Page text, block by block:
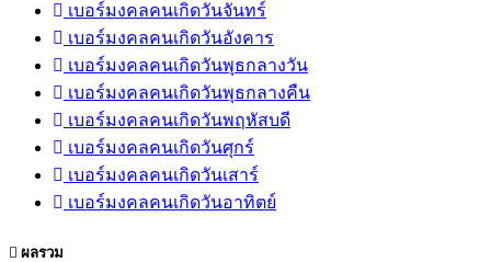
เบอร์มงคลคนเกิดวันจันทร์
เบอร์มงคลคนเกิดวันอังคาร
เบอร์มงคลคนเกิดวันพุธกลางวัน
เบอร์มงคลคนเกิดวันพุธกลางคืน
เบอร์มงคลคนเกิดวันพฤหัสบดี
เบอร์มงคลคนเกิดวันศุกร์
เบอร์มงคลคนเกิดวันเสาร์
เบอร์มงคลคนเกิดวันอาทิตย์
ผลรวม